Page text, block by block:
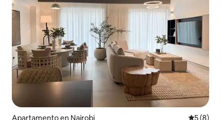
Apartamento en Nairobi
5 (8)